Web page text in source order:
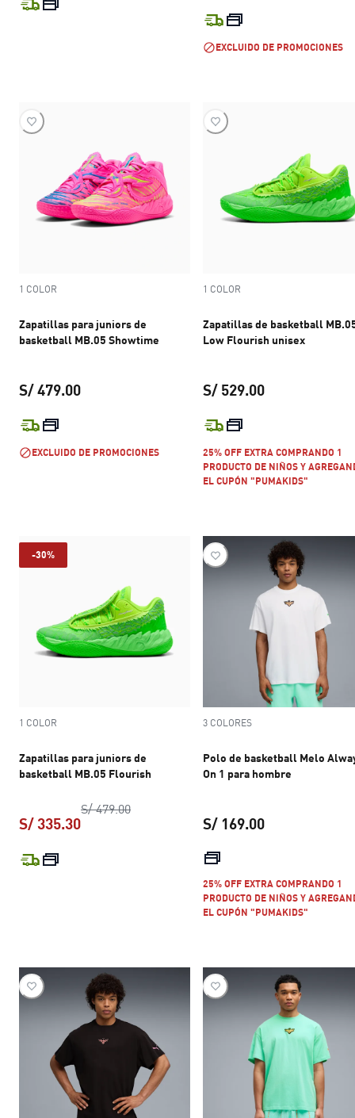
EXCLUIDO DE PROMOCIONES
1 COLOR
Zapatillas para juniors de
basketball MB.05 Showtime
S/ 479.00
precio actual S/ 479.00
EXCLUIDO DE PROMOCIONES
1 COLOR
Zapatillas de basketball
Low Flourish unisex
S/ 529.00
25% OFF EXTRA COMPRANDO 1
PRODUCTO DE NIÑOS Y
EL CUPÓN "PUMAKIDS"
-30%
1 COLOR
Zapatillas para juniors de
basketball MB.05 Flourish
S/ 479.00precio original S/ 479.00
S/ 335.30
precio actual S/ 335.30
3 COLORES
Polo de basketball Melo
On 1 para hombre
S/ 169.00
25% OFF EXTRA COMPRANDO 1
PRODUCTO DE NIÑOS Y
EL CUPÓN "PUMAKIDS"